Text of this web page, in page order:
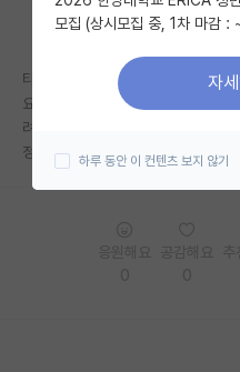
미국 유학 게시판
미국 대학원 합격 후기 게
대학원생 모집 게시판
연구실(PI) 홍보 게시판
타 대학원 컨택 시에 현재 학부연구
요? 아직 여쭤보시지도 않았는데
려는 타대학과 현재 랩실의 분야가
정되어 글 작성합니다.
모집 (상시모집 중, 1차 마감 :
자
하루 동안 이 컨텐츠 보지 않기